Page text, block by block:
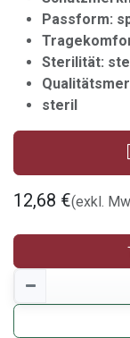
Passform:
Sterilität:
steril
12,68 €(exkl.